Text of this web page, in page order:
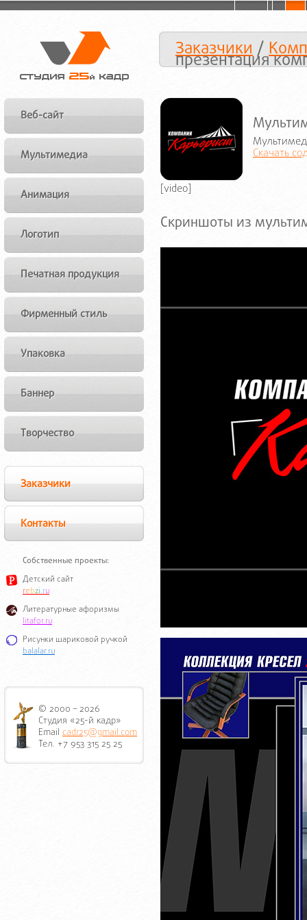
Заказчики/
презентация
Веб-сайт
Мультимедиа
Анимация
Логотип
Печатная продукция
Фирменный стиль
Упаковка
Баннер
Творчество
Заказчики
Контакты
Собственные проекты:
Детский сайт
rebzi.ru
Литературные афоризмы
litafor.ru
Рисунки шариковой ручкой
balalar.ru
© 2000 – 2026
Студия «25-й кадр»
Email cadr25@gmail.com
Тел. +7 953 315 25 25
Скачать
[video]
Скриншоты из